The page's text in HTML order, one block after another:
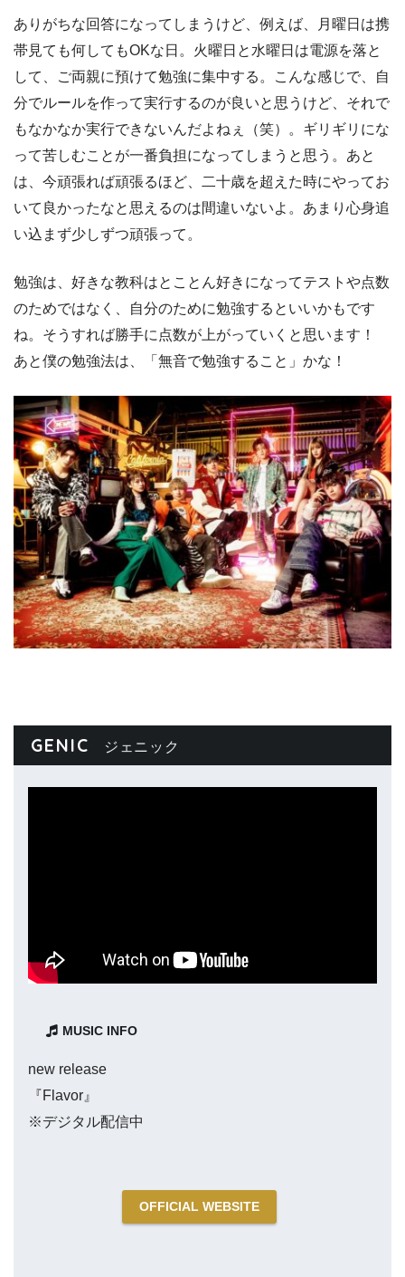
ありがちな回答になってしまうけど、例えば、月曜日は携
帯見ても何してもOKな日。火曜日と水曜日は電源を落と
して、ご両親に預けて勉強に集中する。こんな感じで、自
分でルールを作って実行するのが良いと思うけど、それで
もなかなか実行できないんだよねぇ（笑）。ギリギリにな
って苦しむことが一番負担になってしまうと思う。あと
は、今頑張れば頑張るほど、二十歳を超えた時にやってお
いて良かったなと思えるのは間違いないよ。あまり心身追
い込まず少しずつ頑張って。
勉強は、好きな教科はとことん好きになってテストや点数
のためではなく、自分のために勉強するといいかもです
ね。そうすれば勝手に点数が上がっていくと思います！
あと僕の勉強法は、「無音で勉強すること」かな！
GENIC ジェニック
MUSIC INFO
new release
『Flavor』
※デジタル配信中
OFFICIAL WEBSITE